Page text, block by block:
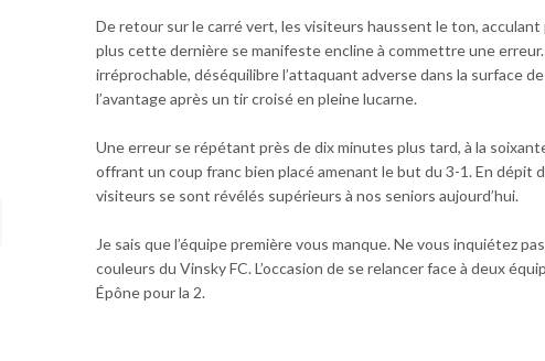
De retour sur le carré vert, les visiteurs haussent le ton,
plus cette dernière se manifeste encline à commettre une
irréprochable, déséquilibre l’attaquant adverse dans la surface
l’avantage après un tir croisé en pleine lucarne.
Une erreur se répétant près de dix minutes plus tard, à la
offrant un coup franc bien placé amenant le but du 3-1. En dépit
visiteurs se sont révélés supérieurs à nos seniors aujourd’hui.
Je sais que l’équipe première vous manque. Ne vous inquiétez
couleurs du Vinsky FC. L’occasion de se relancer face à deux
Épône pour la 2.